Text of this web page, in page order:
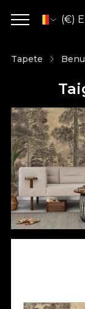
(€)
Tapete